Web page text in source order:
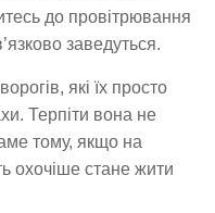
до провітрювання
заведуться.
які їх просто
Терпіти вона не
тому, якщо на
охочіше стане жити